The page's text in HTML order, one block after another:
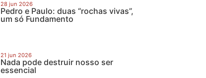
28 jun 2026
Pedro e Paulo: duas “rochas vivas”,
um só Fundamento
21 jun 2026
Nada pode destruir nosso ser
essencial